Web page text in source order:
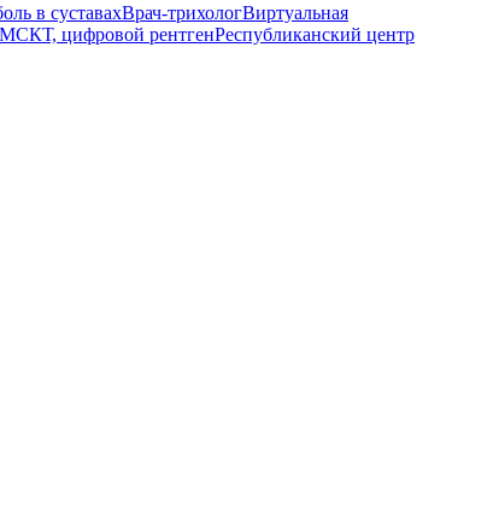
в суставахВрач-трихологВиртуальная
цифровой рентгенРеспубликанский центр